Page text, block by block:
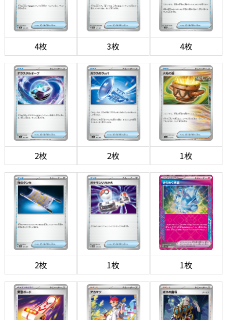
4枚 3枚 4枚
2枚 2枚 1枚
2枚 1枚 1枚